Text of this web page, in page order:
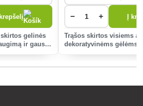
krepšelį
gelinės
ir gausų
− + Į
Trąšos skirtos visiems
dekoratyvinėms gėlėms